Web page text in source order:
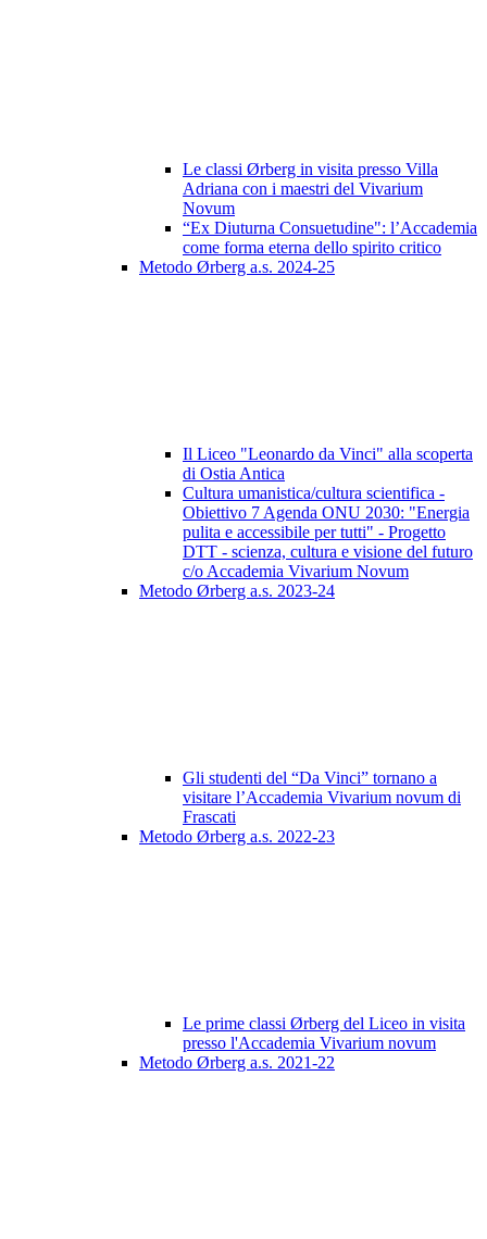
Le classi Ørberg in visita presso Villa
Adriana con i maestri del Vivarium
Novum
“Ex Diuturna Consuetudine": l’Accademia
come forma eterna dello spirito critico
Metodo Ørberg a.s. 2024-25
Il Liceo "Leonardo da Vinci" alla scoperta
di Ostia Antica
Cultura umanistica/cultura scientifica -
Obiettivo 7 Agenda ONU 2030: "Energia
pulita e accessibile per tutti" - Progetto
DTT - scienza, cultura e visione del futuro
c/o Accademia Vivarium Novum
Metodo Ørberg a.s. 2023-24
Gli studenti del “Da Vinci” tornano a
visitare l’Accademia Vivarium novum di
Frascati
Metodo Ørberg a.s. 2022-23
Le prime classi Ørberg del Liceo in visita
presso l'Accademia Vivarium novum
Metodo Ørberg a.s. 2021-22